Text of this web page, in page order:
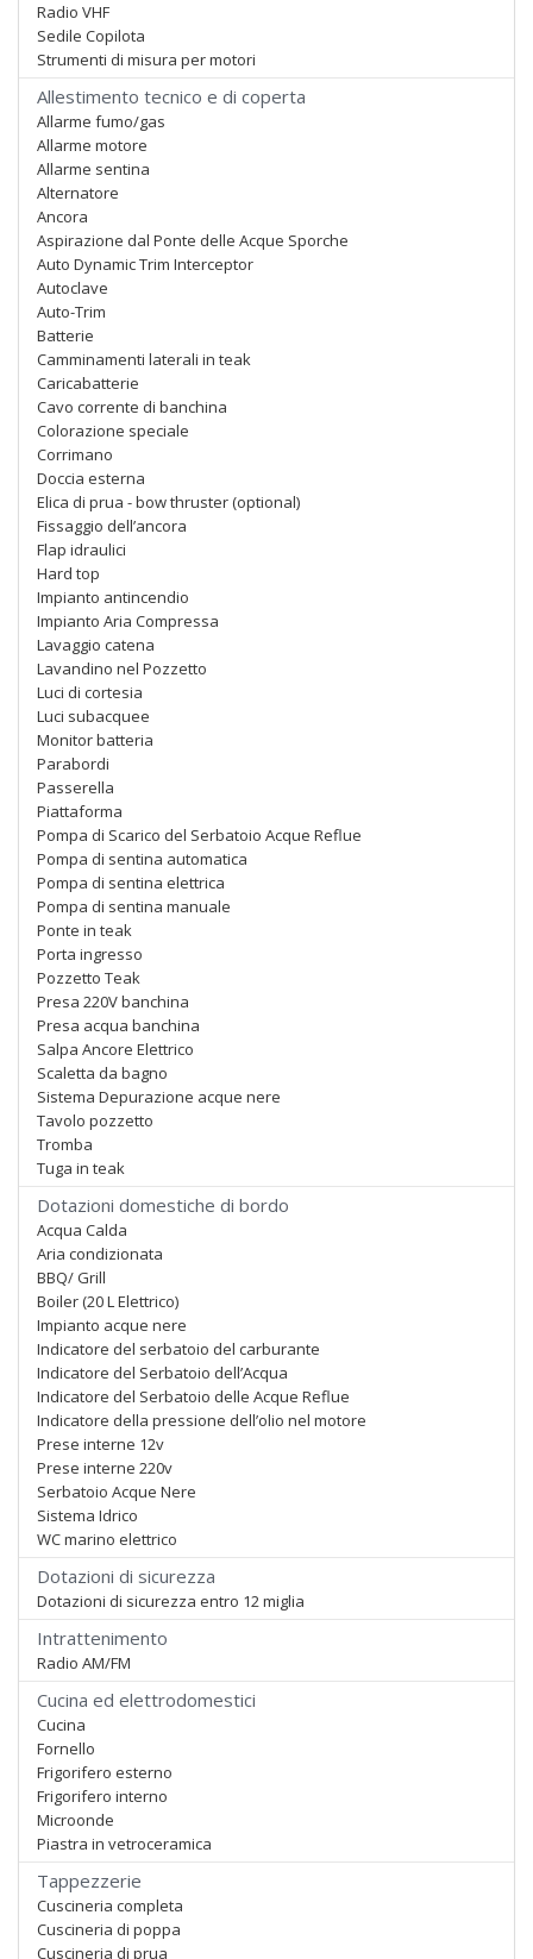
Radio VHF
Sedile Copilota
Strumenti di misura per motori
Allestimento tecnico e di coperta
Allarme fumo/gas
Allarme motore
Allarme sentina
Alternatore
Ancora
Aspirazione dal Ponte delle Acque Sporche
Auto Dynamic Trim Interceptor
Autoclave
Auto-Trim
Batterie
Camminamenti laterali in teak
Caricabatterie
Cavo corrente di banchina
Colorazione speciale
Corrimano
Doccia esterna
Elica di prua - bow thruster (optional)
Fissaggio dell’ancora
Flap idraulici
Hard top
Impianto antincendio
Impianto Aria Compressa
Lavaggio catena
Lavandino nel Pozzetto
Luci di cortesia
Luci subacquee
Monitor batteria
Parabordi
Passerella
Piattaforma
Pompa di Scarico del Serbatoio Acque Reflue
Pompa di sentina automatica
Pompa di sentina elettrica
Pompa di sentina manuale
Ponte in teak
Porta ingresso
Pozzetto Teak
Presa 220V banchina
Presa acqua banchina
Salpa Ancore Elettrico
Scaletta da bagno
Sistema Depurazione acque nere
Tavolo pozzetto
Tromba
Tuga in teak
Dotazioni domestiche di bordo
Acqua Calda
Aria condizionata
BBQ/ Grill
Boiler (20 L Elettrico)
Impianto acque nere
Indicatore del serbatoio del carburante
Indicatore del Serbatoio dell’Acqua
Indicatore del Serbatoio delle Acque Reflue
Indicatore della pressione dell’olio nel motore
Prese interne 12v
Prese interne 220v
Serbatoio Acque Nere
Sistema Idrico
WC marino elettrico
Dotazioni di sicurezza
Dotazioni di sicurezza entro 12 miglia
Intrattenimento
Radio AM/FM
Cucina ed elettrodomestici
Cucina
Fornello
Frigorifero esterno
Frigorifero interno
Microonde
Piastra in vetroceramica
Tappezzerie
Cuscineria completa
Cuscineria di poppa
Cuscineria di prua